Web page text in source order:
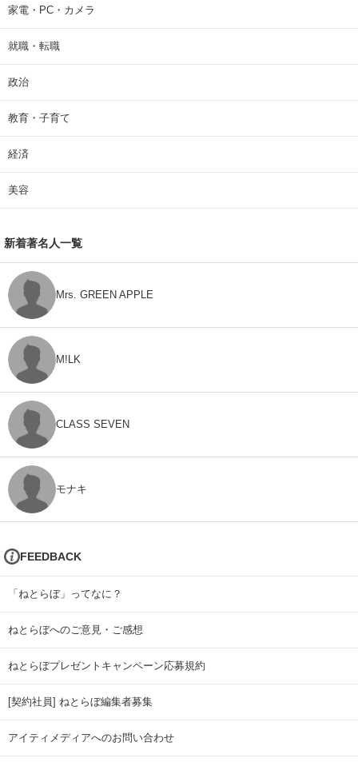
家電・PC・カメラ
就職・転職
政治
教育・子育て
経済
美容
新着著名人一覧
Mrs. GREEN APPLE
M!LK
CLASS SEVEN
モナキ
FEEDBACK
「ねとらぼ」ってなに？
ねとらぼへのご意見・ご感想
ねとらぼプレゼントキャンペーン応募規約
[契約社員] ねとらぼ編集者募集
アイティメディアへのお問い合わせ